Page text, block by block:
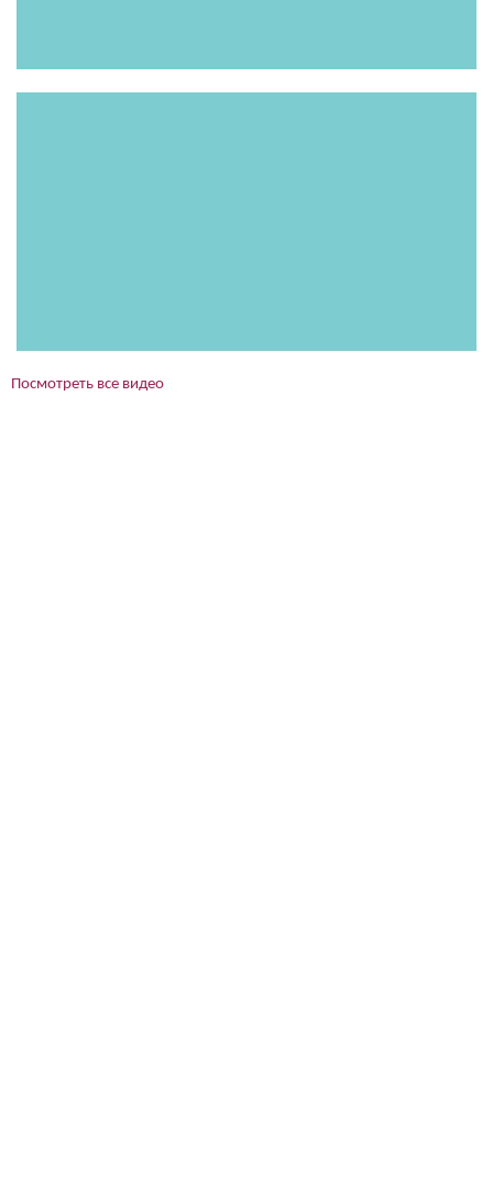
Посмотреть все видео